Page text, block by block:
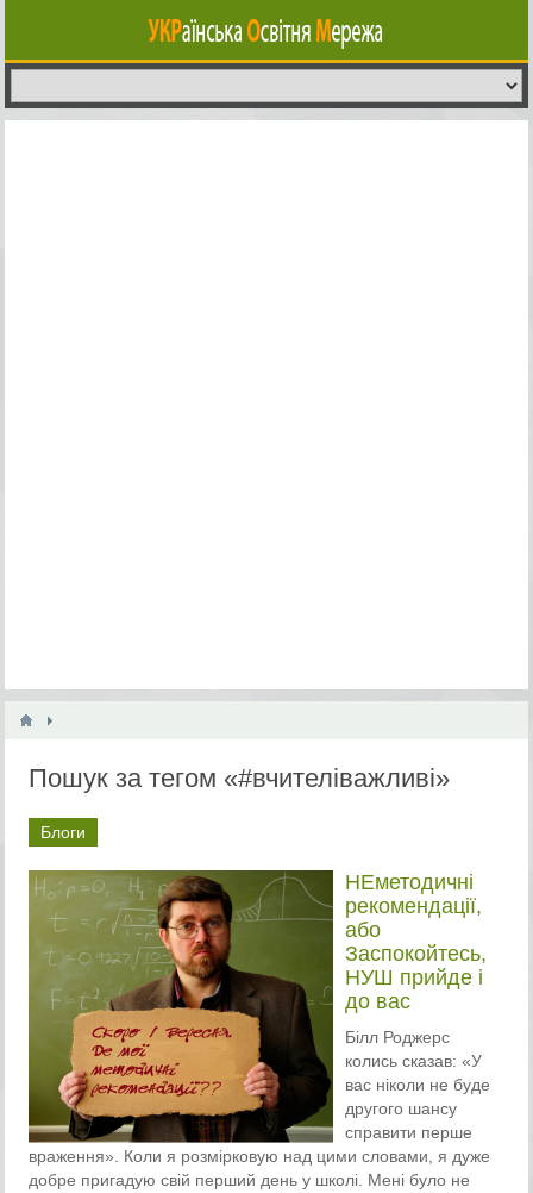
Пошук за тегом «#вчителіважливі»
Блоги
НЕметодичні
рекомендації,
або
Заспокойтесь,
НУШ прийде і
до вас
Білл Роджерс
колись сказав: «У
вас ніколи не буде
другого шансу
справити перше
враження». Коли я розмірковую над цими словами, я дуже
добре пригадую свій перший день у школі. Мені було не